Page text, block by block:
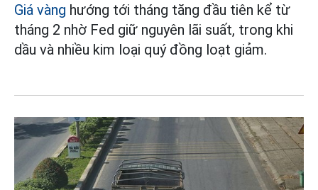
Giá vàng hướng tới tháng tăng đầu tiên kể từ
tháng 2 nhờ Fed giữ nguyên lãi suất, trong khi
dầu và nhiều kim loại quý đồng loạt giảm.